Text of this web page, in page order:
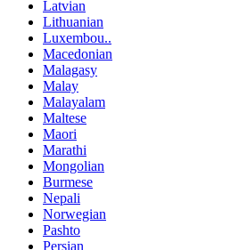
Latvian
Lithuanian
Luxembou..
Macedonian
Malagasy
Malay
Malayalam
Maltese
Maori
Marathi
Mongolian
Burmese
Nepali
Norwegian
Pashto
Persian